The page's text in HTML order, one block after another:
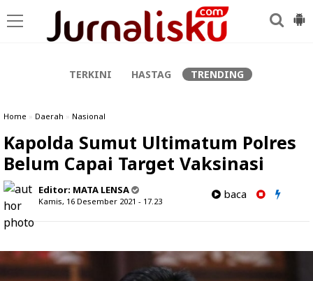
TERKINI HASTAG TRENDING
Home » Daerah » Nasional
Kapolda Sumut Ultimatum Polres
Belum Capai Target Vaksinasi
Editor: MATA LENSA
Kamis, 16 Desember 2021 - 17.23
baca